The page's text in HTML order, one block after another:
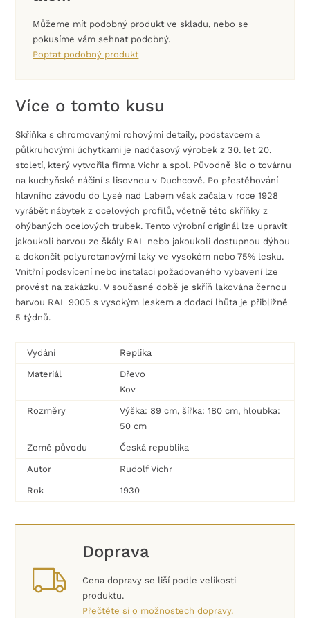
Můžeme mít podobný produkt ve skladu, nebo se
pokusíme vám sehnat podobný.
Poptat podobný produkt
Více o tomto kusu
Skříňka s chromovanými rohovými detaily, podstavcem a
půlkruhovými úchytkami je nadčasový výrobek z 30. let 20.
století, který vytvořila firma Vichr a spol. Původně šlo o továrnu
na kuchyňské náčiní s lisovnou v Duchcově. Po přestěhování
hlavního závodu do Lysé nad Labem však začala v roce 1928
vyrábět nábytek z ocelových profilů, včetně této skříňky z
ohýbaných ocelových trubek. Tento výrobní originál lze upravit
jakoukoli barvou ze škály RAL nebo jakoukoli dostupnou dýhou
a dokončit polyuretanovými laky ve vysokém nebo 75% lesku.
Vnitřní podsvícení nebo instalaci požadovaného vybavení lze
provést na zakázku. V současné době je skříň lakována černou
barvou RAL 9005 s vysokým leskem a dodací lhůta je přibližně
5 týdnů.
Vydání Replika
Materiál
Dřevo
Kov
Rozměry
Výška: 89 cm, šířka: 180 cm, hloubka:
50 cm
Země původu Česká republika
Autor Rudolf Vichr
Rok 1930
Doprava
Cena dopravy se liší podle velikosti
produktu.
Přečtěte si o možnostech dopravy.